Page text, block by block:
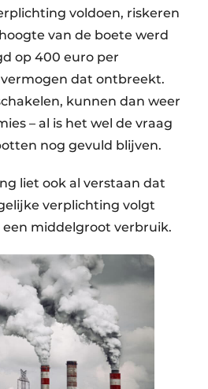
voldoen, riskeren
van de boete werd
op 400 euro per
dat ontbreekt.
kunnen dan weer
– al is het wel de vraag
nog gevuld blijven.
liet ook al verstaan dat
verplichting volgt
middelgroot verbruik.